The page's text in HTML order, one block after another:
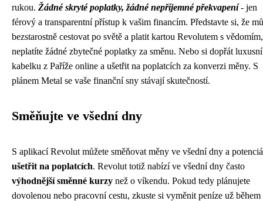
rukou. Žádné skryté poplatky, žádné nepříjemné překvapení- jen
férový a transparentní přístup k vašim financím. Představte si, že
bezstarostně cestovat po světě a platit kartou Revolutem s
neplatíte žádné zbytečné poplatky za směnu. Nebo si dopřát luxusní
kabelku z Paříže online a ušetřit na poplatcích za konverzi měny. S
plánem Metal se vaše finanční sny stávají skutečností.
Směňujte ve všední dny
S aplikací Revolut můžete směňovat měny ve všední dny a
ušetřit na poplatcích. Revolut totiž nabízí ve všední dny často
výhodnější směnné kurzy než o víkendu. Pokud tedy plánujete
dovolenou nebo pracovní cestu, zkuste si vyměnit peníze už během